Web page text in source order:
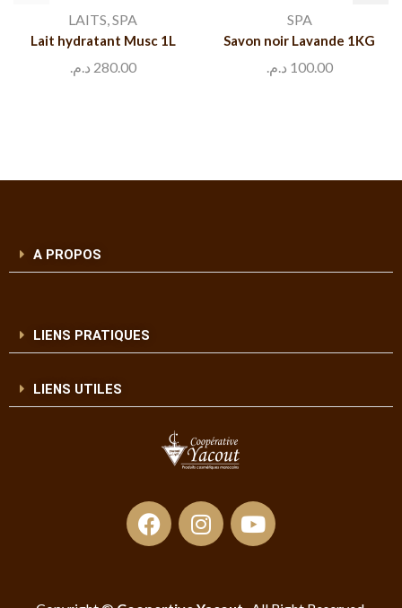
LAITS,SPA
Lait hydratant Musc 1L
280.00 د.م.
SPA
Savon noir Lavande 1KG
100.00 د.م.
A PROPOS
LIENS PRATIQUES
LIENS UTILES